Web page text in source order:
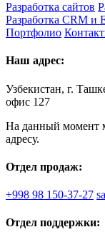
Разработка сайтов
Разработка CRM и
Портфолио
Наш адрес:
Узбекистан, г.
офис 127
На данный момент
адресу.
Отдел продаж:
+998 98 150-37-27
Отдел поддержки: